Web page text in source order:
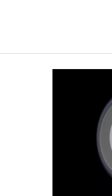
AVT EVENTS
ÜBER AVT